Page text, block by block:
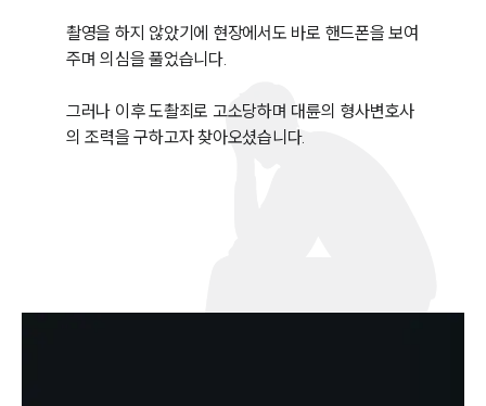
촬영을 하지 않았기에 현장에서도 바로 핸드폰을 보여
주며 의심을 풀었습니다.
그러나 이후 도촬죄로 고소당하며 대륜의 형사변호사
의 조력을 구하고자 찾아오셨습니다.